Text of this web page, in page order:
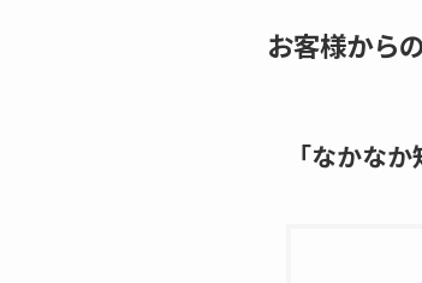
お客様から
「なかな